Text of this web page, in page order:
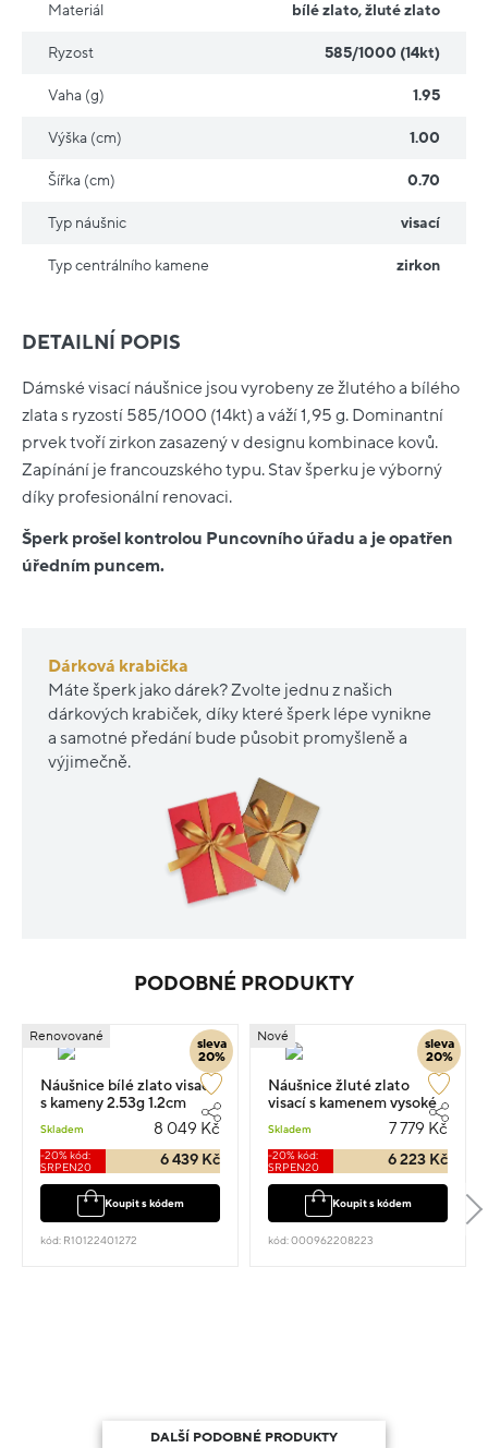
DETAILNÍ POPIS
Dámské visací náušnice jsou vyrobeny ze žlutého a bílého
zlata s ryzostí 585/1000 (14kt) a váží 1,95 g. Dominantní
prvek tvoří zirkon zasazený v designu kombinace kovů.
Zapínání je francouzského typu. Stav šperku je výborný
díky profesionální renovaci.
Šperk prošel kontrolou Puncovního úřadu a je opatřen
úředním puncem.
Dárková krabička
Máte šperk jako dárek? Zvolte jednu z našich
dárkových krabiček, díky které šperk lépe vynikne
a samotné předání bude působit promyšleně a
výjimečně.
Materiál bílé zlato, žluté zlato
Ryzost 585/1000 (14kt)
Vaha (g) 1.95
Výška (cm) 1.00
Šířka (cm) 0.70
Typ náušnic visací
Typ centrálního kamene zirkon
PODOBNÉ PRODUKTY
sleva
20%
Renovované
Náušnice bílé zlato visací
s kameny 2.53g 1.2cm
Skladem 8 049 Kč
-20% kód:
SRPEN20
6 439 Kč
Koupit s kódem
kód: R10122401272
sleva
20%
Nové
Náušnice žluté zlato
visací s kamenem vysoké
Skladem 7 779 Kč
-20% kód:
SRPEN20
6 223 Kč
Koupit s kódem
kód: 000962208223
DALŠÍ PODOBNÉ PRODUKTY